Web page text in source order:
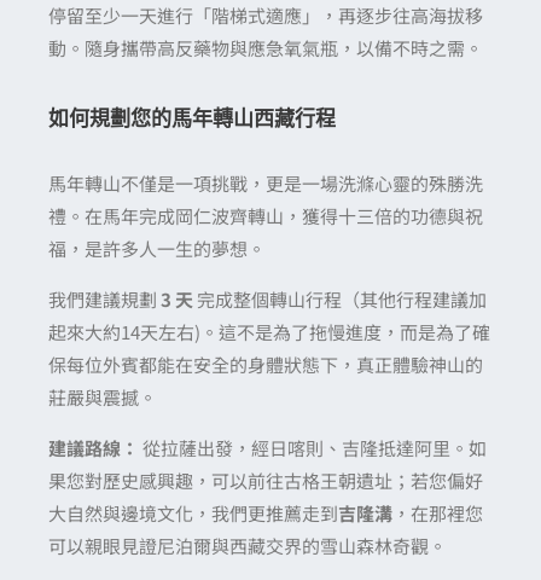
停留至少一天進行「階梯式適應」，再逐步往高海拔移
動。隨身攜帶高反藥物與應急氧氣瓶，以備不時之需。
如何規劃您的馬年轉山西藏行程
馬年轉山不僅是一項挑戰，更是一場洗滌心靈的殊勝洗
禮。在馬年完成岡仁波齊轉山，獲得十三倍的功德與祝
福，是許多人一生的夢想。
我們建議規劃3 天 完成整個轉山行程（其他行程建議加
起來大約14天左右)。這不是為了拖慢進度，而是為了確
保每位外賓都能在安全的身體狀態下，真正體驗神山的
莊嚴與震撼。
建議路線： 從拉薩出發，經日喀則、吉隆抵達阿里。如
果您對歷史感興趣，可以前往古格王朝遺址；若您偏好
大自然與邊境文化，我們更推薦走到吉隆溝 ，在那裡您
可以親眼見證尼泊爾與西藏交界的雪山森林奇觀。